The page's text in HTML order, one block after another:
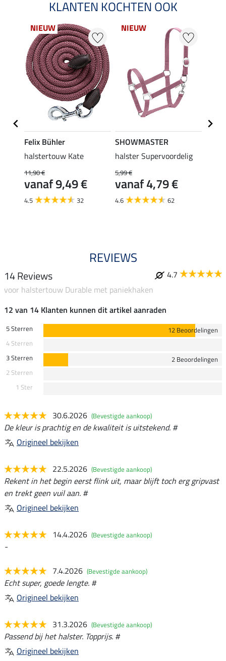
KLANTEN KOCHTEN OOK
NIEUW
Felix Bühler
halstertouw Kate
11,90 €
vanaf 9,49 €
4.5 32
NIEUW
SHOWMASTER
halster Supervoordelig
5,99 €
vanaf 4,79 €
4.6 62
REVIEWS
14 Reviews
4.7
voor halstertouw Durable met paniekhaken
12 van 14 Klanten kunnen dit artikel aanraden
5 Sterren
12 Beoordelingen
4 Sterren
3 Sterren
2 Beoordelingen
2 Sterren
1 Ster
30.6.2026 (Bevestigde aankoop)
De kleur is prachtig en de kwaliteit is uitstekend. #
Origineel bekijken
22.5.2026 (Bevestigde aankoop)
Rekent in het begin eerst flink uit, maar blijft toch erg gripvast
en trekt geen vuil aan. #
Origineel bekijken
14.4.2026 (Bevestigde aankoop)
-
7.4.2026 (Bevestigde aankoop)
Echt super, goede lengte. #
Origineel bekijken
31.3.2026 (Bevestigde aankoop)
Passend bij het halster. Topprijs. #
Origineel bekijken